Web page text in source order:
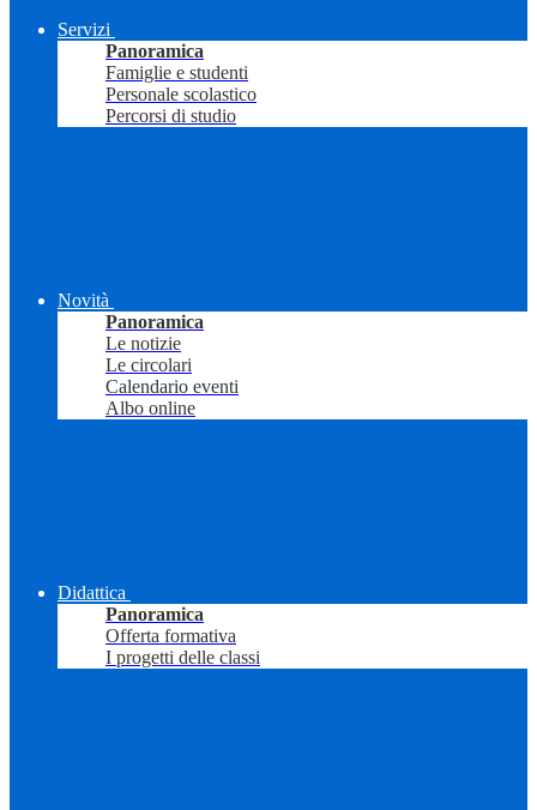
Servizi
Panoramica
Famiglie e studenti
Personale scolastico
Percorsi di studio
Novità
Panoramica
Le notizie
Le circolari
Calendario eventi
Albo online
Didattica
Panoramica
Offerta formativa
I progetti delle classi